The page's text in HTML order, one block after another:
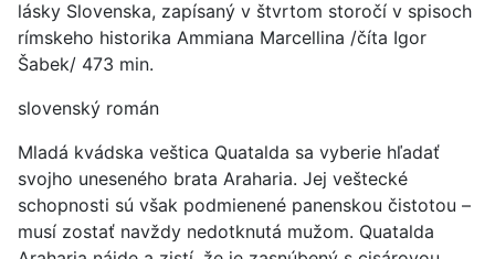
lásky Slovenska, zapísaný v štvrtom storočí v spisoch
rímskeho historika Ammiana Marcellina /číta Igor
Šabek/ 473 min.
slovenský román
Mladá kvádska veštica Quatalda sa vyberie hľadať
svojho uneseného brata Araharia. Jej veštecké
schopnosti sú však podmienené panenskou čistotou –
musí zostať navždy nedotknutá mužom. Quatalda